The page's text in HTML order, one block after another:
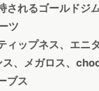
されるゴールドジ
ツ
ィップネス、エニ
、メガロス、
ブス